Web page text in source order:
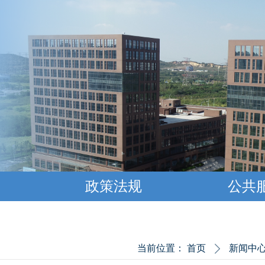
政策法规 公共
当前位置： 首页 新闻中